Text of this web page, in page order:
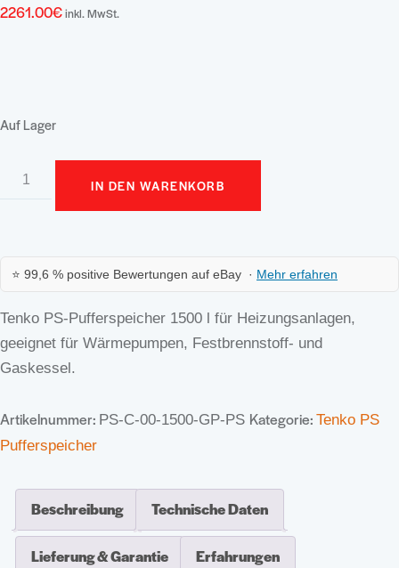
2261.00€inkl. MwSt.
Auf Lager
Тенко
IN DEN WARENKORB
⭐ 99,6 % positive Bewertungen auf eBay · Mehr erfahren
Tenko PS‑Pufferspeicher 1500 l für Heizungsanlagen,
geeignet für Wärmepumpen, Festbrennstoff- und
Gaskessel.
Artikelnummer: PS-C-00-1500-GP-PS Kategorie: Tenko PS
Pufferspeicher
Beschreibung Technische Daten
Lieferung & Garantie Erfahrungen